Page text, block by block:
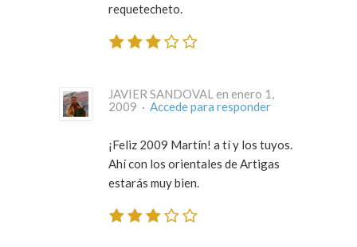
requetecheto.
JAVIER SANDOVAL en enero 1,
2009 · Accede para responder
¡Feliz 2009 Martín! a tí y los tuyos.
Ahí con los orientales de Artigas
estarás muy bien.